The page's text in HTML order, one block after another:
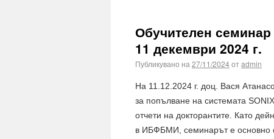
Обучителен семинар
11 декември 2024 г.
Публикувано на 27/11/2024отadmin
На 11.12.2024 г. доц. Вася
за попълване на системата
отчети на докторантите. Като
в ИБФБМИ, семинарът е основно